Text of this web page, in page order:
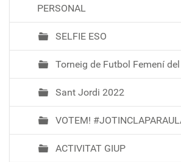
PERSONAL
SELFIE ESO
Torneig de Futbol Femení
Sant Jordi 2022
VOTEM!
ACTIVITAT GIUP